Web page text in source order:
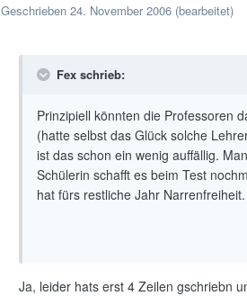
Geschrieben 24. November 2006 (bearbeitet)
Fex schrieb:
Prinzipiell könnten die Professoren
(hatte selbst das Glück solche
ist das schon ein wenig auffällig.
Schülerin schafft es beim Test
hat fürs restliche Jahr Narrenfreiheit.
Ja, leider hats erst 4 Zeilen gschriebn